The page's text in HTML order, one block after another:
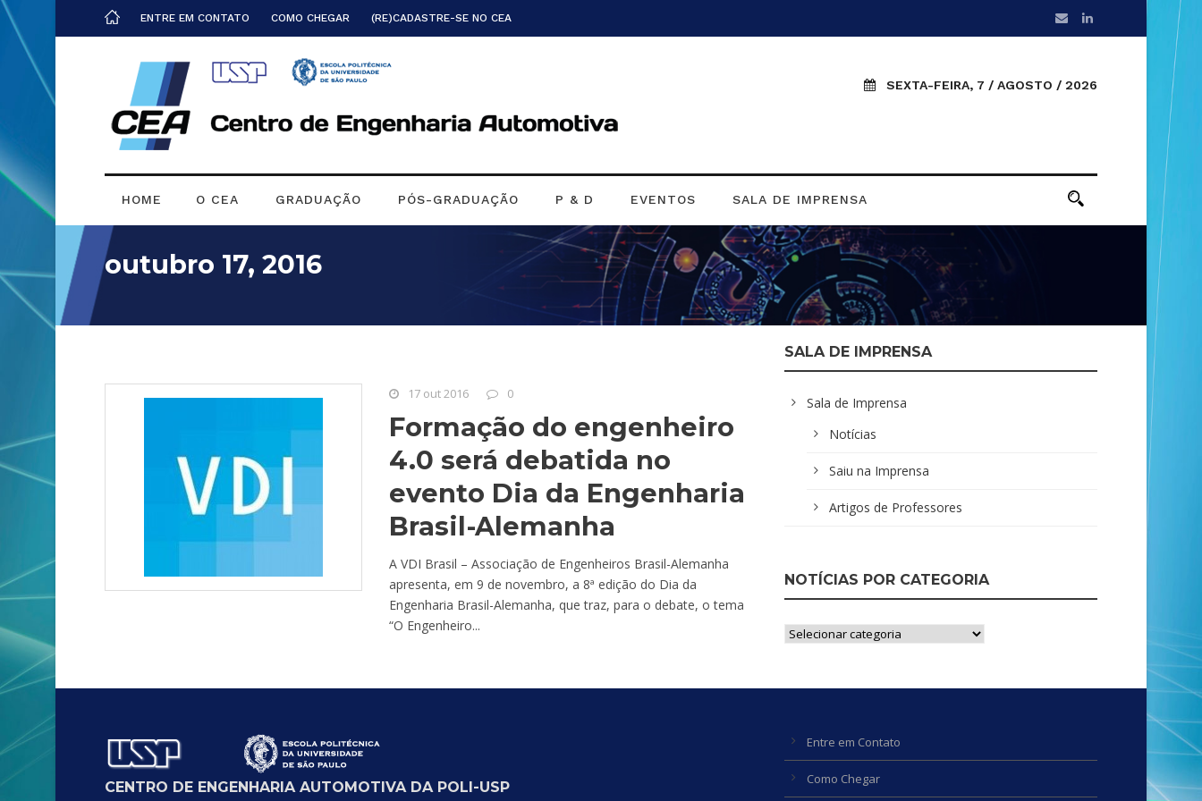
ENTRE EM CONTATO COMO CHEGAR (RE)CADASTRE-SE NO CEA
SEXTA-FEIRA, 7 / AGOSTO / 2026
HOME O CEA GRADUAÇÃO PÓS-GRADUAÇÃO P & D EVENTOS SALA DE IMPRENSA
outubro 17, 2016
17 out 2016 0
Formação do engenheiro
4.0 será debatida no
evento Dia da Engenharia
Brasil-Alemanha
A VDI Brasil – Associação de Engenheiros Brasil-Alemanha
apresenta, em 9 de novembro, a 8ª edição do Dia da
Engenharia Brasil-Alemanha, que traz, para o debate, o tema
“O Engenheiro...
SALA DE IMPRENSA
Sala de Imprensa
Notícias
Saiu na Imprensa
Artigos de Professores
NOTÍCIAS POR CATEGORIA
Notícias
CENTRO DE ENGENHARIA AUTOMOTIVA DA POLI-USP
Entre em Contato
Como Chegar